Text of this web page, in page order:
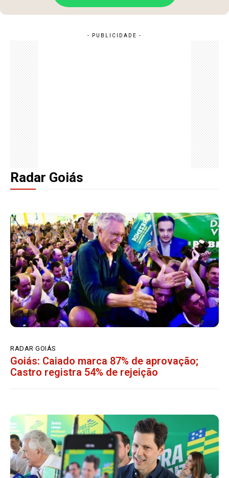
Radar Goiás
RADAR GOIÁS
Goiás: Caiado marca 87% de aprovação;
Castro registra 54% de rejeição